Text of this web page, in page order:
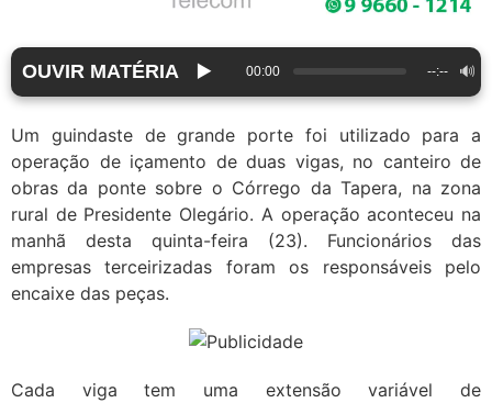
OUVIR MATÉRIA ▶️ 00:00 --:-- 🔊
Um guindaste de grande porte foi utilizado para a
operação de içamento de duas vigas, no canteiro de
obras da ponte sobre o Córrego da Tapera, na zona
rural de Presidente Olegário. A operação aconteceu na
manhã desta quinta-feira (23). Funcionários das
empresas terceirizadas foram os responsáveis pelo
encaixe das peças.
Cada viga tem uma extensão variável de